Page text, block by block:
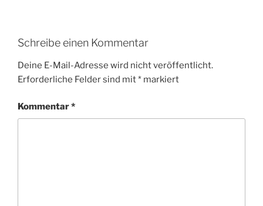
Schreibe einen Kommentar
Deine E-Mail-Adresse wird nicht veröffentlicht.
Erforderliche Felder sind mit* markiert
Kommentar*